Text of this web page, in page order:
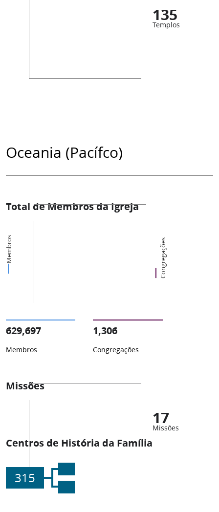
135
Templos
Oceania (Pacífco)
Total de Membros da Igreja
Membros Congregações
629,697
Membros
1,306
Congregações
Missões
17
Missões
Centros de História da Família
315